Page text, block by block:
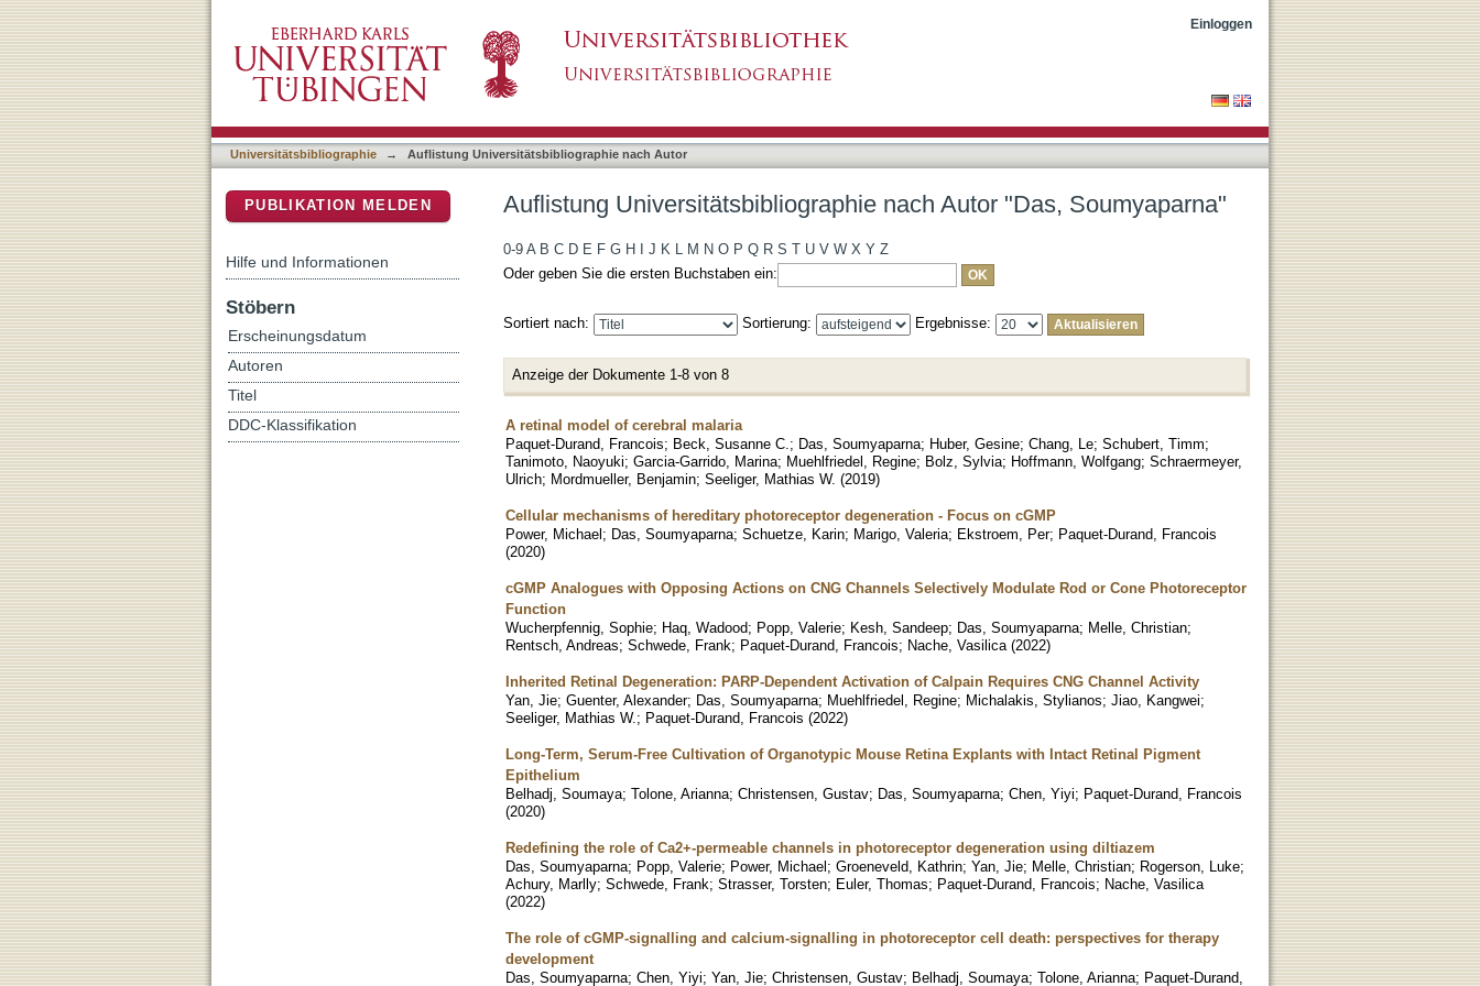
Einloggen
Universitätsbibliographie → Auflistung Universitätsbibliographie nach Autor
Auflistung Universitätsbibliographie nach Autor "Das, Soumyaparna"
0-9 A B C D E F G H J K L M N O P Q R S T U V W X Y Z
Oder geben Sie die ersten Buchstaben ein:
Sortiert nach: Sortierung: Ergebnisse:
Anzeige der Dokumente 1-8 von 8
A retinal model of cerebral malaria
Paquet-Durand, Francois; Beck, Susanne C. ; Das, Soumyaparna; Huber, Gesine; Chang, Le; Schubert, Timm;
Tanimoto, Naoyuki; Garcia-Garrido, Marina; Muehlfriedel, Regine; Bolz, Sylvia; Hoffmann, Wolfgang; Schraermeyer,
Ulrich; Mordmueller, Benjamin; Seeliger, Mathias W. (2019)
Cellular mechanisms of hereditary photoreceptor degeneration - Focus on cGMP
Power, Michael; Das, Soumyaparna; Schuetze, Karin; Marigo, Valeria; Ekstroem, Per; Paquet-Durand, Francois
(2020)
cGMP Analogues with Opposing Actions on CNG Channels Selectively Modulate Rod or Cone Photoreceptor
Function
Wucherpfennig, Sophie; Haq, Wadood; Popp, Valerie; Kesh, Sandeep; Das, Soumyaparna; Melle, Christian;
Rentsch, Andreas; Schwede, Frank; Paquet-Durand, Francois; Nache, Vasilica (2022)
Inherited Retinal Degeneration: PARP-Dependent Activation of Calpain Requires CNG Channel Activity
Yan, Jie; Guenter, Alexander; Das, Soumyaparna; Muehlfriedel, Regine; Michalakis, Stylianos; Jiao, Kangwei;
Seeliger, Mathias W. ; Paquet-Durand, Francois (2022)
Long-Term, Serum-Free Cultivation of Organotypic Mouse Retina Explants with Intact Retinal Pigment
Epithelium
Belhadj, Soumaya; Tolone, Arianna; Christensen, Gustav; Das, Soumyaparna; Chen, Yiyi; Paquet-Durand, Francois
(2020)
Redefining the role of Ca2+-permeable channels in photoreceptor degeneration using diltiazem
Das, Soumyaparna; Popp, Valerie; Power, Michael; Groeneveld, Kathrin; Yan, Jie; Melle, Christian; Rogerson, Luke;
Achury, Marlly; Schwede, Frank; Strasser, Torsten; Euler, Thomas; Paquet-Durand, Francois; Nache, Vasilica
(2022)
The role of cGMP-signalling and calcium-signalling in photoreceptor cell death: perspectives for therapy
development
Das, Soumyaparna; Chen, Yiyi; Yan, Jie; Christensen, Gustav; Belhadj, Soumaya; Tolone, Arianna; Paquet‑Durand,
PUBLIKATION MELDEN
Hilfe und Informationen
Stöbern
Erscheinungsdatum
Autoren
Titel
DDC-Klassifikation